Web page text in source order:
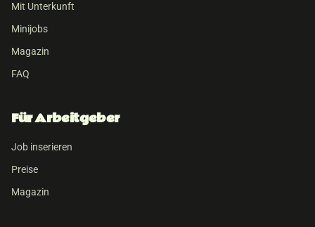
Mit Unterkunft
Minijobs
Magazin
FAQ
Für Arbeitgeber
Job inserieren
Preise
Magazin